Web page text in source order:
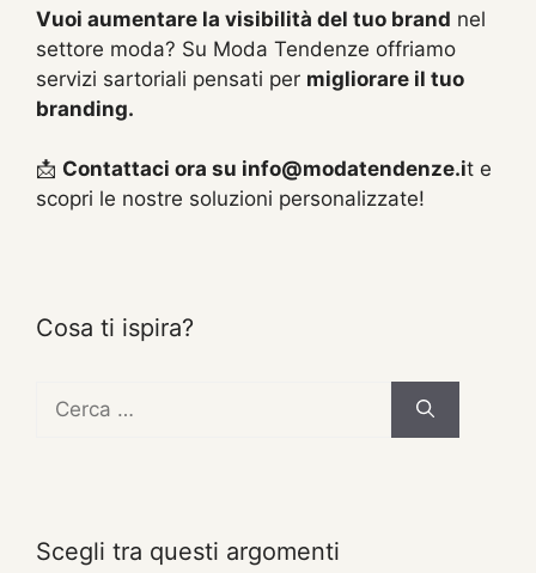
Vuoi aumentare la visibilità del tuo brand nel
settore moda? Su Moda Tendenze offriamo
servizi sartoriali pensati per migliorare il tuo
branding.
📩 Contattaci ora su info@modatendenze.it e
scopri le nostre soluzioni personalizzate!
Cosa ti ispira?
Ricerca
Scegli tra questi argomenti